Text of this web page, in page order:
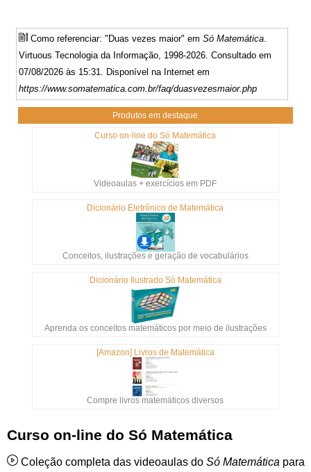
Como referenciar: "Duas vezes maior" emSó Matemática
Virtuous Tecnologia da Informação, 1998-2026. Consultado em
07/08/2026 às 15:31. Disponível na Internet em
https://www.somatematica.com.br/faq/duasvezesmaior.php
Produtos em destaque
Curso on-line do Só Matemática
Videoaulas + exercícios em PDF
Dicionário Eletrônico de Matemática
Conceitos, ilustrações e geração de vocabulários
Dicionário Ilustrado Só Matemática
Aprenda os conceitos matemáticos por meio de ilustrações
[Amazon] Livros de Matemática
Compre livros matemáticos diversos
Curso on-line do Só Matemática
Coleção completa das videoaulas do Só Matemática para